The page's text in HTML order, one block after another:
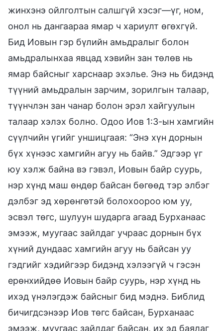
жинхэнэ ойлголтын салшгүй хэсэг—үг, ном,
онол нь дангаараа ямар ч хариулт өгөхгүй.
Бид Иовын гэр бүлийн амьдралыг болон
амьдралынхаа явцад хэвийн зан төлөв нь
ямар байсныг харснаар эхэлье. Энэ нь бидэнд
түүний амьдралын зарчим, зорилгын талаар,
түүнчлэн зан чанар болон эрэл хайгуулын
талаар хэлэх болно. Одоо Иов 1:3-ын хамгийн
сүүлчийн үгийг уншицгаая: “Энэ хүн дорнын
бүх хүнээс хамгийн агуу нь байв.” Эдгээр үг
юу хэлж байна вэ гэвэл, Иовын байр суурь,
нэр хүнд маш өндөр байсан бөгөөд тэр элбэг
дэлбэг эд хөрөнгөтэй болохоороо юм уу,
эсвэл төгс, шулуун шударга агаад Бурханаас
эмээж, муугаас зайлдаг учраас дорнын бүх
хүний дундаас хамгийн агуу нь байсан уу
гэдгийг хэдийгээр бидэнд хэлээгүй ч гэсэн
ерөнхийдөө Иовын байр суурь, нэр хүнд нь
ихэд үнэлэгдэж байсныг бид мэднэ. Библид
бичигдсэнээр Иов төгс байсан, Бурханаас
эмээж, муугаас зайлдаг байсан, их эд баялаг